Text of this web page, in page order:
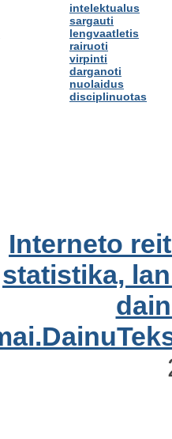
intelektualus
sargauti
lengvaatletis
rairuoti
virpinti
darganoti
nuolaidus
disciplinuotas